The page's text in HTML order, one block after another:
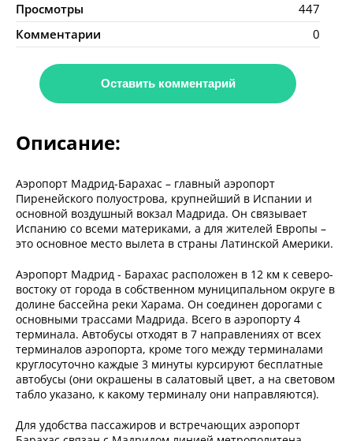
Просмотры
447
Комментарии
0
Оставить комментарий
Описание:
Аэропорт Мадрид-Барахас – главный аэропорт
Пиренейского полуострова, крупнейший в Испании и
основной воздушный вокзал Мадрида. Он связывает
Испанию со всеми материками, а для жителей Европы –
это основное место вылета в страны Латинской Америки.
Аэропорт Мадрид - Барахас расположен в 12 км к северо-
востоку от города в собственном муниципальном округе в
долине бассейна реки Харама. Он соединен дорогами с
основными трассами Мадрида. Всего в аэропорту 4
терминала. Автобусы отходят в 7 направлениях от всех
терминалов аэропорта, кроме того между терминалами
круглосуточно каждые 3 минуты курсируют бесплатные
автобусы (они окрашены в салатовый цвет, а на световом
табло указано, к какому терминалу они направляются).
Для удобства пассажиров и встречающих аэропорт